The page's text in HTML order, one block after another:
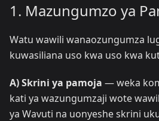
1. Mazungumzo ya
Watu wawili wanaozungumza
kuwasiliana uso kwa uso kwa
A) Skrini ya pamoja — weka
kati ya wazungumzaji wote
ya Wavuti na uonyeshe skrini